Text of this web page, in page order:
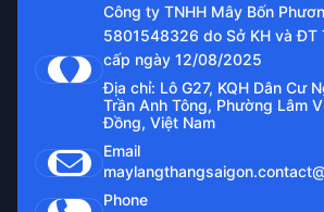
Công ty TNHH Mây Bốn
5801548326 do Sở KH và ĐT
cấp ngày 12/08/2025
Địa chỉ: Lô G27, KQH Dân Cư
Trần Anh Tông, Phường Lâm
Đồng, Việt Nam
Email
Phone